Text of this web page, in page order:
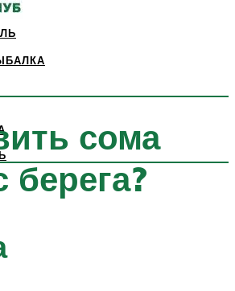
сома
берега?